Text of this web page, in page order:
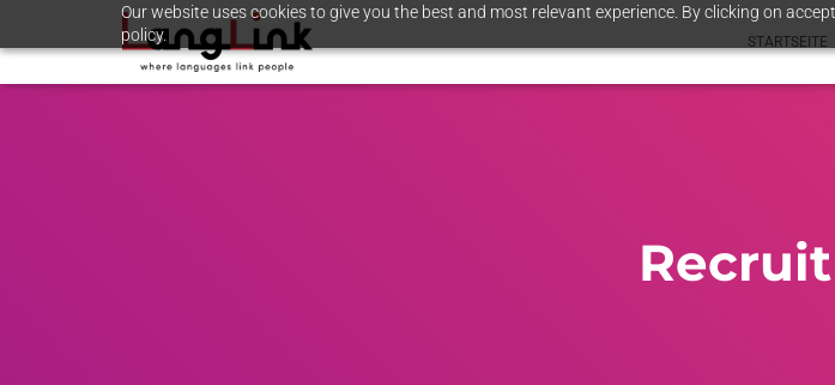
Our website uses cookies to give you the best and most relevant experience. By clicking on
policy.
STARTSEITE